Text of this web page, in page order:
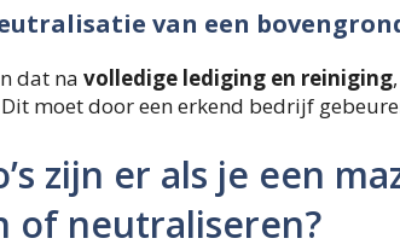
van een
dat na volledige lediging en reiniging
moet door een erkend bedrijf
zijn er als je een
of neutraliseren?